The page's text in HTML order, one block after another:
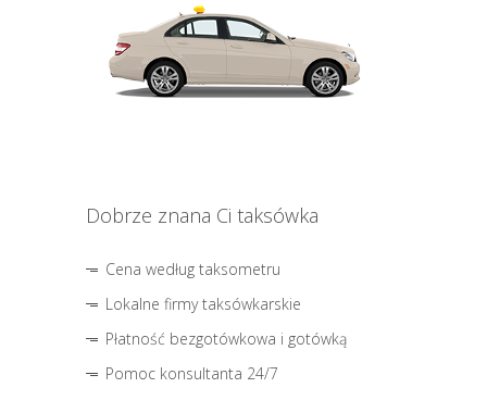
Dobrze znana Ci taksówka
Cena według taksometru
Lokalne firmy taksówkarskie
Płatność bezgotówkowa i gotówką
Pomoc konsultanta 24/7